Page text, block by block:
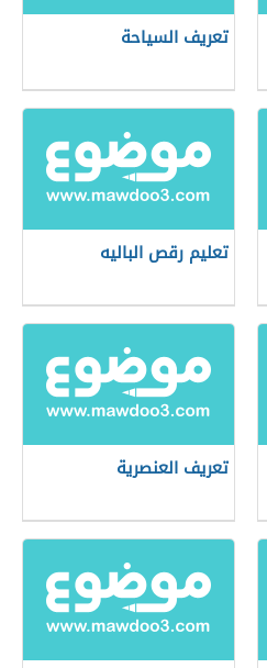
تعريف السياحة
تعليم رقص الباليه
تعريف العنصرية